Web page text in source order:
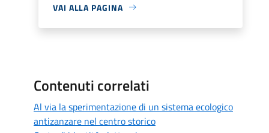
VAI ALLA PAGINA
Contenuti correlati
Al via la sperimentazione di un sistema ecologico
antizanzare nel centro storico